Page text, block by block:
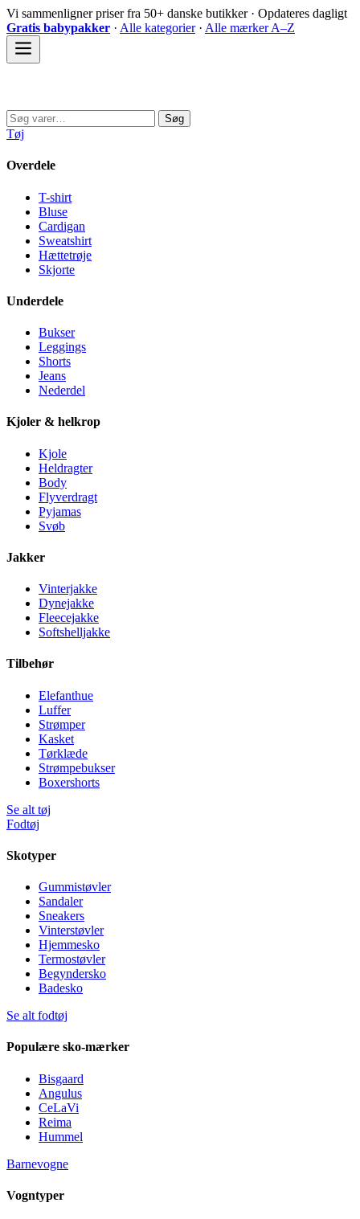
Spring
til
indhold
Vi sammenligner priser fra 50+ danske butikker · Opdateres dagligt
Gratis babypakker · Alle kategorier· Alle mærker A–Z
Søg
efter:
Søg
Tøj
Overdele
T-shirt
Bluse
Cardigan
Sweatshirt
Hættetrøje
Skjorte
Underdele
Bukser
Leggings
Shorts
Jeans
Nederdel
Kjoler & helkrop
Kjole
Heldragter
Body
Flyverdragt
Pyjamas
Svøb
Jakker
Vinterjakke
Dynejakke
Fleecejakke
Softshelljakke
Tilbehør
Elefanthue
Luffer
Strømper
Kasket
Tørklæde
Strømpebukser
Boxershorts
Se alt tøj
Fodtøj
Skotyper
Gummistøvler
Sandaler
Sneakers
Vinterstøvler
Hjemmesko
Termostøvler
Begyndersko
Badesko
Se alt fodtøj
Populære sko-mærker
Bisgaard
Angulus
CeLaVi
Reima
Hummel
Barnevogne
Vogntyper